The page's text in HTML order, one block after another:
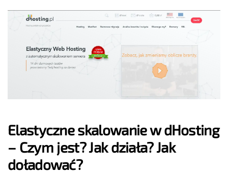
Elastyczne skalowanie w dHosting
– Czym jest? Jak działa? Jak
doładować?